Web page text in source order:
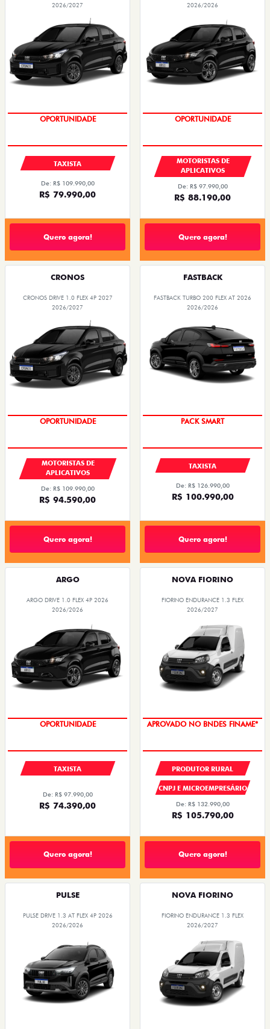
2026/2027
OPORTUNIDADE
TAXISTA
De: R$ 109.990,00
R$ 79.990,00
Quero agora!
2026/2026
OPORTUNIDADE
MOTORISTAS DE
APLICATIVOS
De: R$ 97.990,00
R$ 88.190,00
Quero agora!
CRONOS
CRONOS DRIVE 1.0 FLEX 4P 2027
2026/2027
OPORTUNIDADE
MOTORISTAS DE
APLICATIVOS
De: R$ 109.990,00
R$ 94.590,00
Quero agora!
FASTBACK
FASTBACK TURBO 200 FLEX AT 2026
2026/2026
PACK SMART
TAXISTA
De: R$ 126.990,00
R$ 100.990,00
Quero agora!
ARGO
ARGO DRIVE 1.0 FLEX 4P 2026
2026/2026
OPORTUNIDADE
TAXISTA
De: R$ 97.990,00
R$ 74.390,00
Quero agora!
NOVA FIORINO
FIORINO ENDURANCE 1.3 FLEX
2026/2027
APROVADO NO BNDES FINAME*
PRODUTOR RURAL
CNPJ E MICROEMPRESÁRIO
De: R$ 132.990,00
R$ 105.790,00
Quero agora!
PULSE
PULSE DRIVE 1.3 AT FLEX 4P 2026
2026/2026
NOVA FIORINO
FIORINO ENDURANCE 1.3 FLEX
2026/2027